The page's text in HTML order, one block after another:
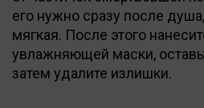
его нужно сразу после
мягкая. После этого
увлажняющей маски,
затем удалите излишки.